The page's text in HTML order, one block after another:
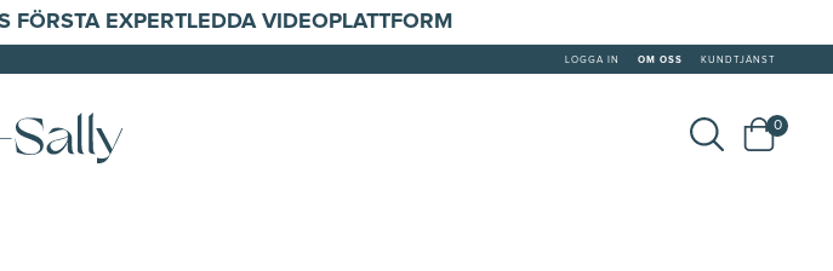
EXPERTLEDDA VIDEOPLATTFORM
LOGGA IN OM OSS KUNDTJÄNST
0